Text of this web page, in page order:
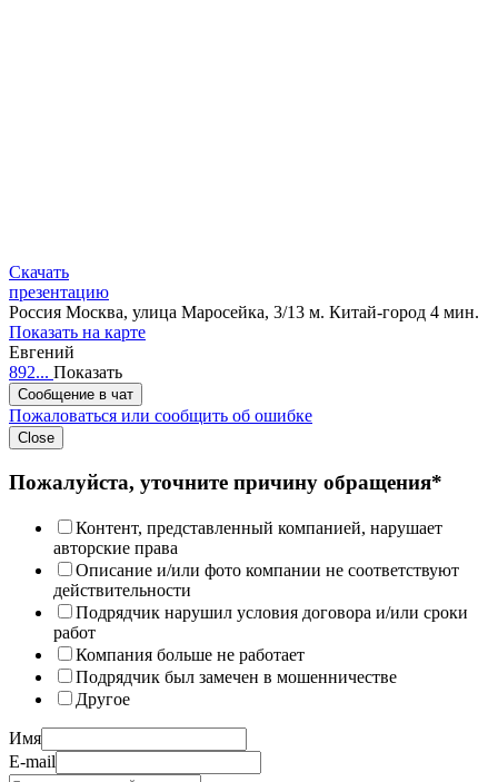
Скачать
презентацию
Россия Москва, улица Маросейка, 3/13 м. Китай-город 4 мин.
Показать на карте
Евгений
892... Показать
Сообщение в чат
Пожаловаться или сообщить об ошибке
Close
Пожалуйста, уточните причину обращения*
Контент, представленный компанией, нарушает
авторские права
Описание и/или фото компании не соответствуют
действительности
Подрядчик нарушил условия договора и/или сроки
работ
Компания больше не работает
Подрядчик был замечен в мошенничестве
Другое
Имя
E-mail